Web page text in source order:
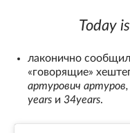
Today
лаконично
«говорящие»
артурович артуров,
years и 34years.